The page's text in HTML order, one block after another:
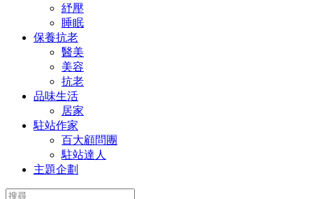
紓壓
睡眠
保養抗老
醫美
美容
抗老
品味生活
居家
駐站作家
百大顧問團
駐站達人
主題企劃